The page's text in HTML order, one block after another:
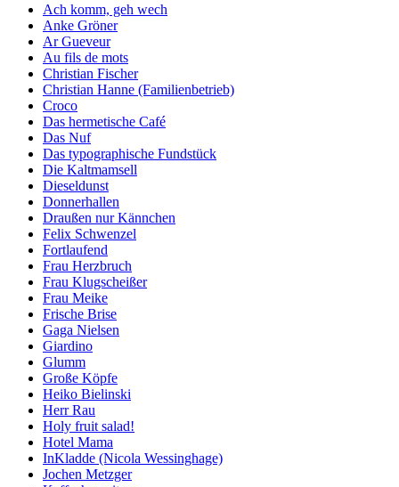
Ach komm, geh wech
Anke Gröner
Ar Gueveur
Au fils de mots
Christian Fischer
Christian Hanne (Familienbetrieb)
Croco
Das hermetische Café
Das Nuf
Das typographische Fundstück
Die Kaltmamsell
Dieseldunst
Donnerhallen
Draußen nur Kännchen
Felix Schwenzel
Fortlaufend
Frau Herzbruch
Frau Klugscheißer
Frau Meike
Frische Brise
Gaga Nielsen
Giardino
Glumm
Große Köpfe
Heiko Bielinski
Herr Rau
Holy fruit salad!
Hotel Mama
InKladde (Nicola Wessinghage)
Jochen Metzger